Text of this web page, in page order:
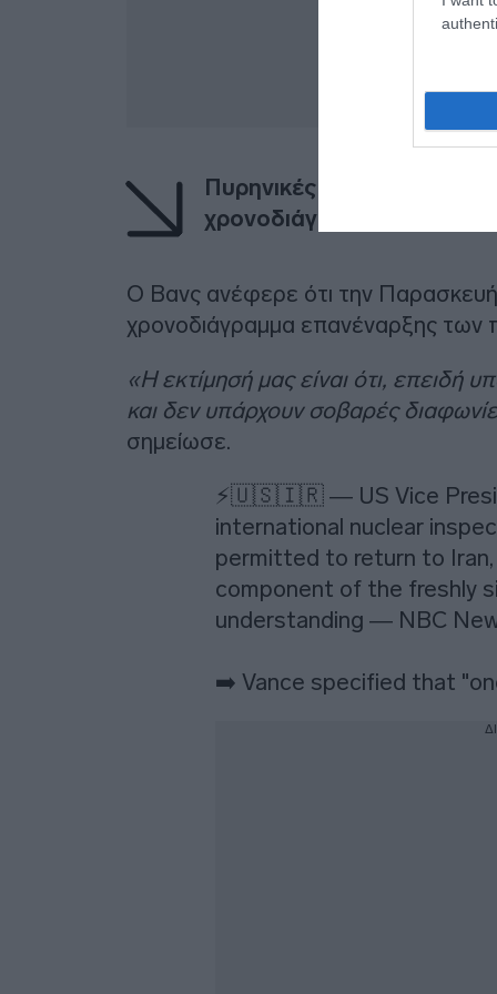
Πυρηνικές
χρονοδιάγραμμα των
Ο Βανς ανέφερε ότι την Παρασκευή
χρονοδιάγραμμα επανέναρξης των
«Η εκτίμησή μας είναι ότι, επειδή
και δεν υπάρχουν σοβαρές
σημείωσε.
⚡️🇺🇸🇮🇷 — US Vice
international nuclear
permitted to return to
component of the freshly
understanding — NBC
➡️ Vance specified that